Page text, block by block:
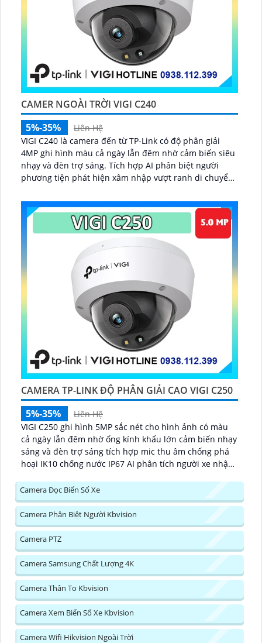
CAMER NGOÀI TRỜI VIGI C240
5%-35%
Liên Hệ
VIGI C240 là camera đến từ TP-Link có độ phân giải
4MP ghi hình màu cả ngày lẫn đêm nhờ cảm biến siêu
nhạy và đèn trợ sáng. Tích hợp AI phân biệt người
phương tiện phát hiện xâm nhập vượt ranh di chuyển
nước chống phá, nén H...
CAMERA TP-LINK ĐỘ PHÂN GIẢI CAO VIGI C250
5%-35%
Liên Hệ
VIGI C250 ghi hình 5MP sắc nét cho hình ảnh có màu
cả ngày lẫn đêm nhờ ống kính khẩu lớn cảm biến nhạy
sáng và đèn trợ sáng tích hợp mic thu âm chống phá
hoại IK10 chống nước IP67 AI phân tích người xe nhận
microSD 256GB...
Camera Đọc Biển Số Xe
Camera Phân Biệt Người Kbvision
Camera PTZ
Camera Samsung Chất Lượng 4K
Camera Thân To Kbvision
Camera Xem Biển Số Xe Kbvision
Camera Wifi Hikvision Ngoài Trời